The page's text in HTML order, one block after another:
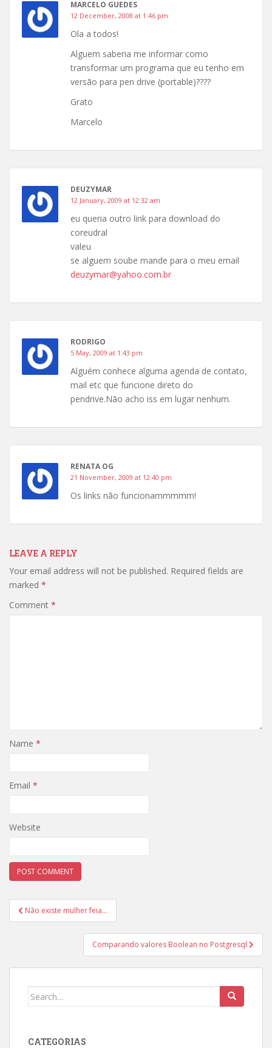
MARCELO GUEDES
12 December, 2008 at 1:46 pm
Ola a todos!
Alguem saberia me informar como
transformar um programa que eu tenho em
versão para pen drive (portable)????
Grato
Marcelo
DEUZYMAR
12 January, 2009 at 12:32 am
eu queria outro link para download do
coreudral
valeu
se alguem soube mande para o meu email
deuzymar@yahoo.com.br
RODRIGO
5 May, 2009 at 1:43 pm
Alguém conhece alguma agenda de contato,
mail etc que funcione direto do
pendrive.Não acho iss em lugar nenhum.
RENATA OG
21 November, 2009 at 12:40 pm
Os links não funcionammmmm!
LEAVE A REPLY
Your email address will not be published. Required fields are
marked *
Comment *
Name *
Email *
Website
Post
navigation
Não existe mulher feia…
Comparando valores Boolean no Postgresql
Search
CATEGORIAS